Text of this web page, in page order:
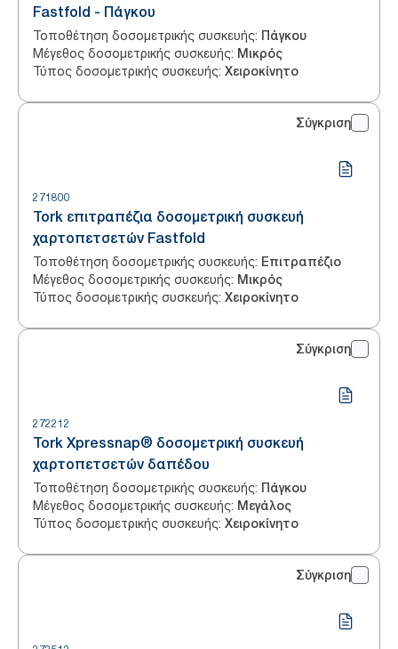
Fastfold - Πάγκου
Τοποθέτηση δοσομετρικής συσκευής: Πάγκου
Μέγεθος δοσομετρικής συσκευής: Μικρός
Τύπος δοσομετρικής συσκευής: Χειροκίνητο
Σύγκριση
271800
Tork επιτραπέζια δοσομετρική συσκευή
χαρτοπετσετών Fastfold
Τοποθέτηση δοσομετρικής συσκευής: Επιτραπέζιο
Μέγεθος δοσομετρικής συσκευής: Μικρός
Τύπος δοσομετρικής συσκευής: Χειροκίνητο
Σύγκριση
272212
Tork Xpressnap® δοσομετρική συσκευή
χαρτοπετσετών δαπέδου
Τοποθέτηση δοσομετρικής συσκευής: Πάγκου
Μέγεθος δοσομετρικής συσκευής: Μεγάλος
Τύπος δοσομετρικής συσκευής: Χειροκίνητο
Σύγκριση